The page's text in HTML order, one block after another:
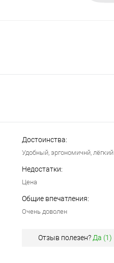
Достоинства:
Удобный, эргономичнй, лёгкий
Недостатки:
Цена
Общие впечатления:
Очень доволен
Отзыв полезен? Да (1)